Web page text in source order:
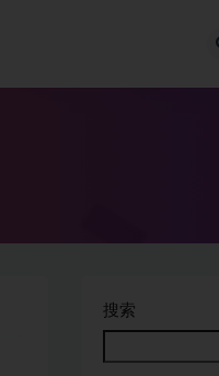
搜索